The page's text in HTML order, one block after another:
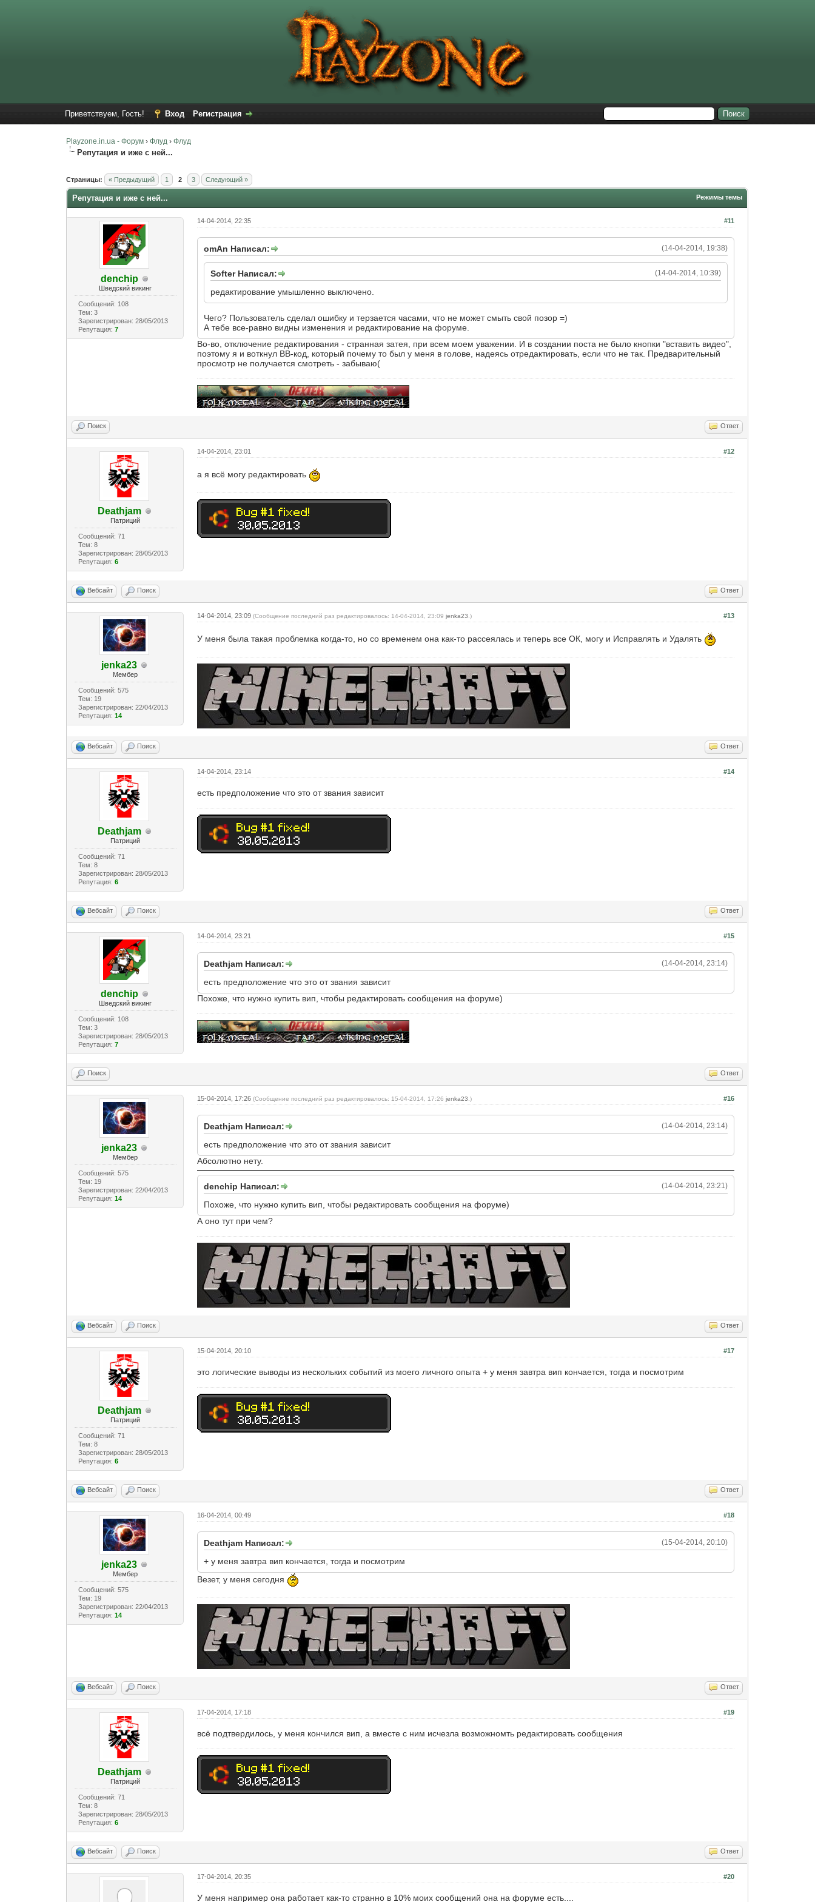
Приветствуем, Гость! Вход Регистрация
Playzone.in.ua - Форум ›Флуд ›Флуд
Репутация и иже с ней...
Страницы: « Предыдущий 1 2 3 Следующий »
Режимы темы
Репутация и иже с ней...
denchip
Шведский викинг
Сообщений: 108
Тем: 3
Зарегистрирован: 28/05/2013
Репутация: 7
#11
14-04-2014, 22:35
(14-04-2014, 19:38)
omAn Написал:
(14-04-2014, 10:39)
Softer Написал:
редактирование умышленно выключено.
Чего? Пользователь сделал ошибку и терзается часами, что не может смыть свой позор =)
А тебе все-равно видны изменения и редактирование на форуме.
Во-во, отключение редактирования - странная затея, при всем моем уважении. И в создании поста не было кнопки "вставить видео",
поэтому я и воткнул BB-код, который почему то был у меня в голове, надеясь отредактировать, если что не так. Предварительный
просмотр не получается смотреть - забываю(
Поиск Ответ
Deathjam
Патриций
Сообщений: 71
Тем: 8
Зарегистрирован: 28/05/2013
Репутация: 6
#12
14-04-2014, 23:01
а я всё могу редактировать
Вебсайт Поиск Ответ
jenka23
Мембер
Сообщений: 575
Тем: 19
Зарегистрирован: 22/04/2013
Репутация: 14
#13
14-04-2014, 23:09(Сообщение последний раз редактировалось: 14-04-2014, 23:09jenka23 .)
У меня была такая проблемка когда-то, но со временем она как-то рассеялась и теперь все ОК, могу и Исправлять и Удалять
Вебсайт Поиск Ответ
Deathjam
Патриций
Сообщений: 71
Тем: 8
Зарегистрирован: 28/05/2013
Репутация: 6
#14
14-04-2014, 23:14
есть предположение что это от звания зависит
Вебсайт Поиск Ответ
denchip
Шведский викинг
Сообщений: 108
Тем: 3
Зарегистрирован: 28/05/2013
Репутация: 7
#15
14-04-2014, 23:21
(14-04-2014, 23:14)
Deathjam Написал:
есть предположение что это от звания зависит
Похоже, что нужно купить вип, чтобы редактировать сообщения на форуме)
Поиск Ответ
jenka23
Мембер
Сообщений: 575
Тем: 19
Зарегистрирован: 22/04/2013
Репутация: 14
#16
15-04-2014, 17:26(Сообщение последний раз редактировалось: 15-04-2014, 17:26jenka23 .)
(14-04-2014, 23:14)
Deathjam Написал:
есть предположение что это от звания зависит
Абсолютно нету.
(14-04-2014, 23:21)
denchip Написал:
Похоже, что нужно купить вип, чтобы редактировать сообщения на форуме)
А оно тут при чем?
Вебсайт Поиск Ответ
Deathjam
Патриций
Сообщений: 71
Тем: 8
Зарегистрирован: 28/05/2013
Репутация: 6
#17
15-04-2014, 20:10
это логические выводы из нескольких событий из моего личного опыта + у меня завтра вип кончается, тогда и посмотрим
Вебсайт Поиск Ответ
jenka23
Мембер
Сообщений: 575
Тем: 19
Зарегистрирован: 22/04/2013
Репутация: 14
#18
16-04-2014, 00:49
(15-04-2014, 20:10)
Deathjam Написал:
+ у меня завтра вип кончается, тогда и посмотрим
Везет, у меня сегодня
Вебсайт Поиск Ответ
Deathjam
Патриций
Сообщений: 71
Тем: 8
Зарегистрирован: 28/05/2013
Репутация: 6
#19
17-04-2014, 17:18
всё подтвердилось, у меня кончился вип, а вместе с ним исчезла возможномть редактировать сообщения
Вебсайт Поиск Ответ
#20
17-04-2014, 20:35
У меня например она работает как-то странно в 10% моих сообщений она на форуме есть....